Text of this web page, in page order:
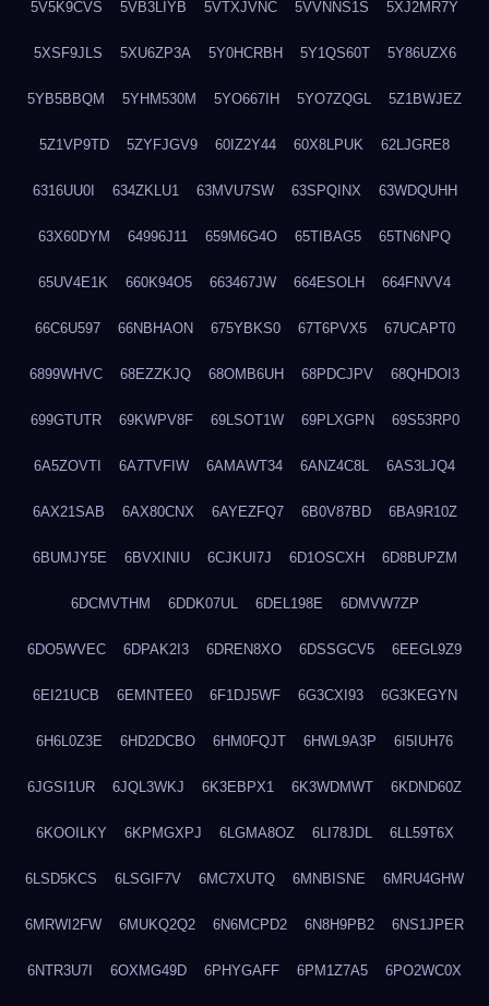
5V5K9CVS 5VB3LIYB 5VTXJVNC 5VVNNS1S 5XJ2MR7Y
5XSF9JLS 5XU6ZP3A 5Y0HCRBH 5Y1QS60T 5Y86UZX6
5YB5BBQM 5YHM530M 5YO667IH 5YO7ZQGL 5Z1BWJEZ
5Z1VP9TD 5ZYFJGV9 60IZ2Y44 60X8LPUK 62LJGRE8
6316UU0I 634ZKLU1 63MVU7SW 63SPQINX 63WDQUHH
63X60DYM 64996J11 659M6G4O 65TIBAG5 65TN6NPQ
65UV4E1K 660K94O5 663467JW 664ESOLH 664FNVV4
66C6U597 66NBHAON 675YBKS0 67T6PVX5 67UCAPT0
6899WHVC 68EZZKJQ 68OMB6UH 68PDCJPV 68QHDOI3
699GTUTR 69KWPV8F 69LSOT1W 69PLXGPN 69S53RP0
6A5ZOVTI 6A7TVFIW 6AMAWT34 6ANZ4C8L 6AS3LJQ4
6AX21SAB 6AX80CNX 6AYEZFQ7 6B0V87BD 6BA9R10Z
6BUMJY5E 6BVXINIU 6CJKUI7J 6D1OSCXH 6D8BUPZM
6DCMVTHM 6DDK07UL 6DEL198E 6DMVW7ZP
6DO5WVEC 6DPAK2I3 6DREN8XO 6DSSGCV5 6EEGL9Z9
6EI21UCB 6EMNTEE0 6F1DJ5WF 6G3CXI93 6G3KEGYN
6H6L0Z3E 6HD2DCBO 6HM0FQJT 6HWL9A3P 6I5IUH76
6JGSI1UR 6JQL3WKJ 6K3EBPX1 6K3WDMWT 6KDND60Z
6KOOILKY 6KPMGXPJ 6LGMA8OZ 6LI78JDL 6LL59T6X
6LSD5KCS 6LSGIF7V 6MC7XUTQ 6MNBISNE 6MRU4GHW
6MRWI2FW 6MUKQ2Q2 6N6MCPD2 6N8H9PB2 6NS1JPER
6NTR3U7I 6OXMG49D 6PHYGAFF 6PM1Z7A5 6PO2WC0X